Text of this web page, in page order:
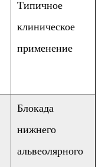
Типичное
клиническое
применение
Блокада
нижнего
альвеолярного